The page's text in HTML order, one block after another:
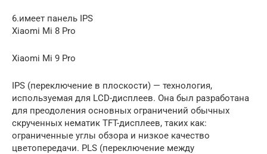
6.имеет панель IPS
Xiaomi Mi 8 Pro
Xiaomi Mi 9 Pro
IPS (переключение в плоскости) — технология,
используемая для LCD-дисплеев. Она был разработана
для преодоления основных ограничений обычных
скрученных нематик TFT-дисплеев, таких как:
ограниченные углы обзора и низкое качество
цветопередачи. PLS (переключение между